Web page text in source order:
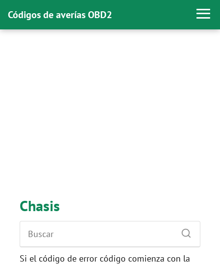
Códigos de averías OBD2
Chasis
Si el código de error código comienza con la